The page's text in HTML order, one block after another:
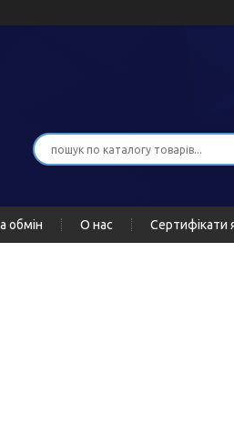
обмін О нас Сертифікати